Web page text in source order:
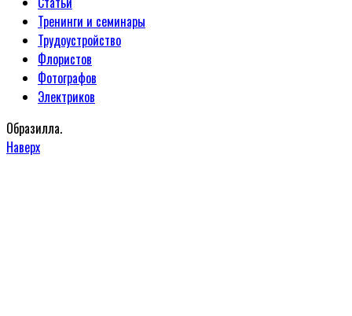
Тренинги и семинары
Трудоустройство
Флористов
Фотографов
Электриков
Образилла.
Наверх